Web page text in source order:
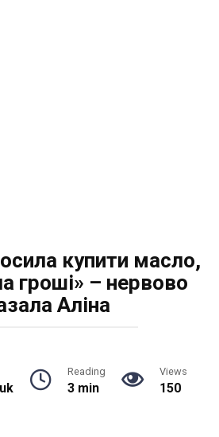
купити масло,
гроші» – нервово
Аліна
Reading
3 min
Views
150